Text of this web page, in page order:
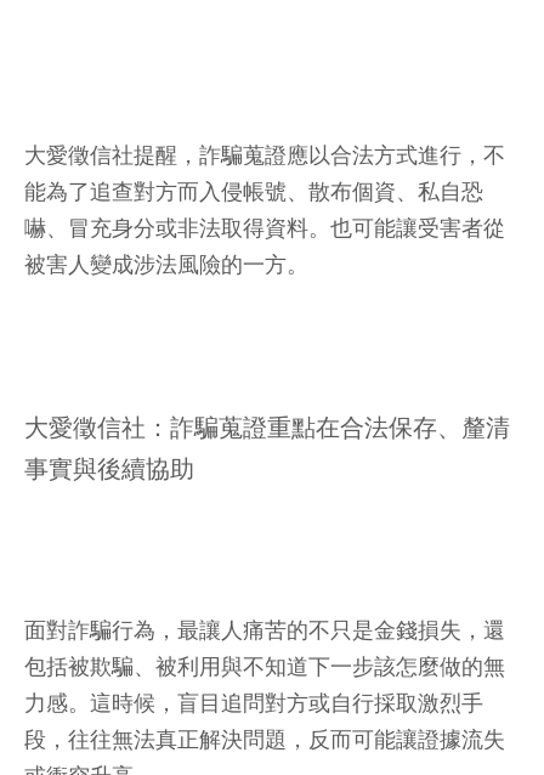
大愛徵信社提醒，詐騙蒐證應以合法方式進行，不
能為了追查對方而入侵帳號、散布個資、私自恐
嚇、冒充身分或非法取得資料。也可能讓受害者從
被害人變成涉法風險的一方。
大愛徵信社：詐騙蒐證重點在合法保存、釐清
事實與後續協助
面對詐騙行為，最讓人痛苦的不只是金錢損失，還
包括被欺騙、被利用與不知道下一步該怎麼做的無
力感。這時候，盲目追問對方或自行採取激烈手
段，往往無法真正解決問題，反而可能讓證據流失